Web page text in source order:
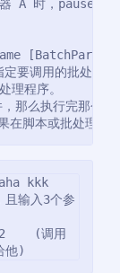
A 时，pause 命
调用的批处理
理程序。
那么执行完那个
脚本或批处理文
输入3个参
他)